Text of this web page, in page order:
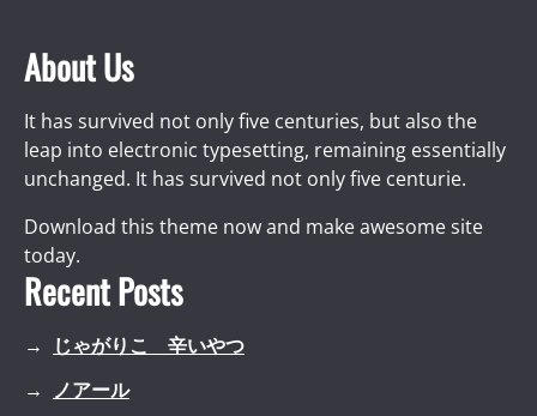
About Us
It has survived not only five centuries, but also the
leap into electronic typesetting, remaining essentially
unchanged. It has survived not only five centurie.
Download this theme now and make awesome site
today.
Recent Posts
じゃがりこ 辛いやつ
ノアール